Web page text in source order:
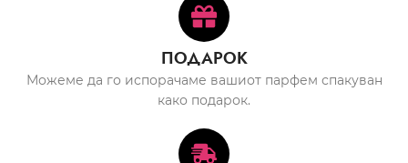
ПОДАРОК
Можеме да го испорачаме вашиот парфем спакуван
како подарок.